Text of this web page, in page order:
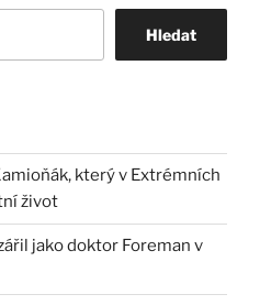
Hledat
který v Extrémních
život
jako doktor Foreman v